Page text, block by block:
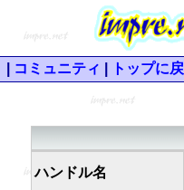
コミュニティ トップに
ハンドル名